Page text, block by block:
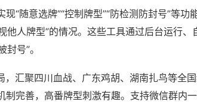
“随意选牌”“控制牌型”“防检测防封号”等功能
他人牌型”的情况。这些工具通过后台运行、
号”。
汇聚四川血战、广东鸡胡、湖南扎鸟等全
完善，高番牌型刺激有趣。支持微信群内